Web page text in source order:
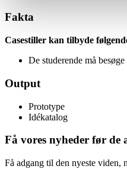
Fakta
Casestiller kan tilbyde
De studerende må
Output
Prototype
Idékatalog
Få vores nyheder før de
Få adgang til den nyeste viden,